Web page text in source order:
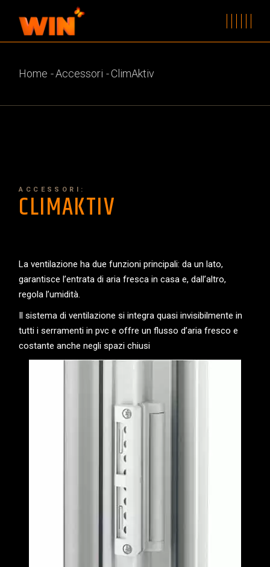
Home Accessori ClimAktiv
ACCESSORI:
CLIMAKTIV
La ventilazione ha due funzioni principali: da un lato,
garantisce l’entrata di aria fresca in casa e, dall’altro,
regola l’umidità.
Il sistema di ventilazione si integra quasi invisibilmente in
tutti i serramenti in pvc e offre un flusso d’aria fresco e
costante anche negli spazi chiusi